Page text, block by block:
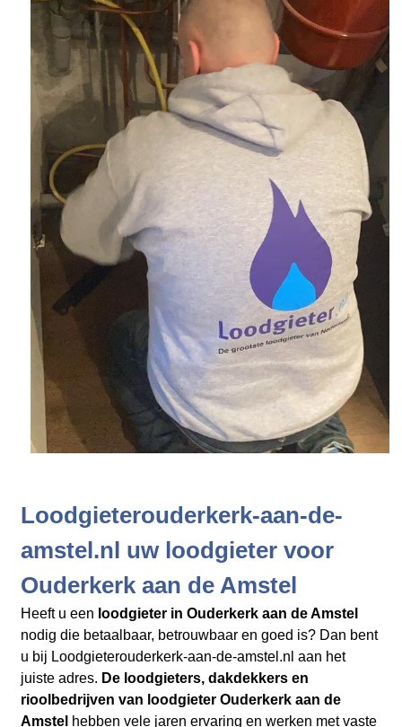
Loodgieterouderkerk-aan-de-
amstel.nl uw loodgieter voor
Ouderkerk aan de Amstel
Heeft u een loodgieter in Ouderkerk aan de Amstel
nodig die betaalbaar, betrouwbaar en goed is? Dan bent
u bij Loodgieterouderkerk-aan-de-amstel.nl aan het
juiste adres. De loodgieters, dakdekkers en
rioolbedrijven van loodgieter Ouderkerk aan de
Amstel hebben vele jaren ervaring en werken met vaste